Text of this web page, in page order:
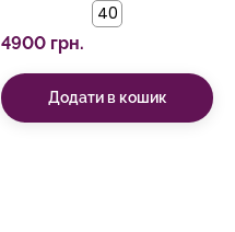
40
4900 грн.
Додати в кошик